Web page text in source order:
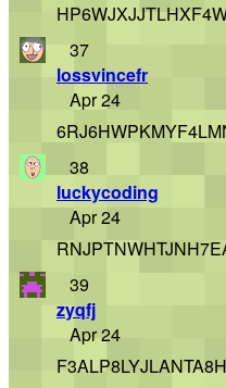
37
lossvincefr
Apr 24
38
luckycoding
Apr 24
39
zyqfj
Apr 24